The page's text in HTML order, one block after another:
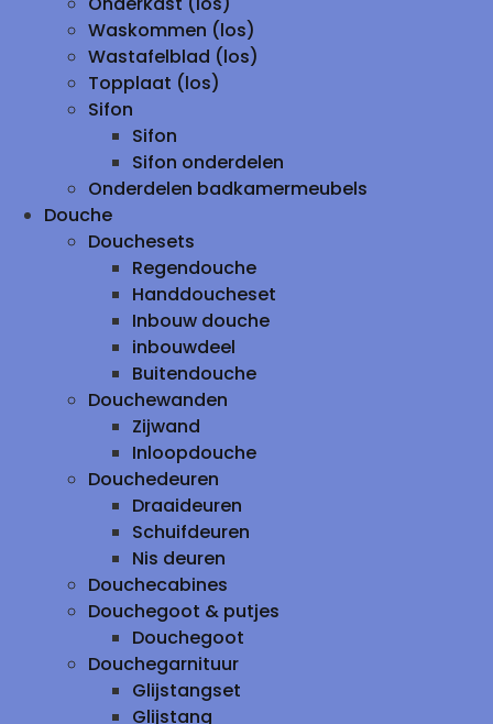
Waskommen (los)
Wastafelblad (los)
Topplaat (los)
Sifon
Sifon
Sifon onderdelen
Onderdelen badkamermeubels
Douche
Douchesets
Regendouche
Handdoucheset
Inbouw douche
inbouwdeel
Buitendouche
Douchewanden
Zijwand
Inloopdouche
Douchedeuren
Draaideuren
Schuifdeuren
Nis deuren
Douchecabines
Douchegoot & putjes
Douchegoot
Douchegarnituur
Glijstangset
Glijstang